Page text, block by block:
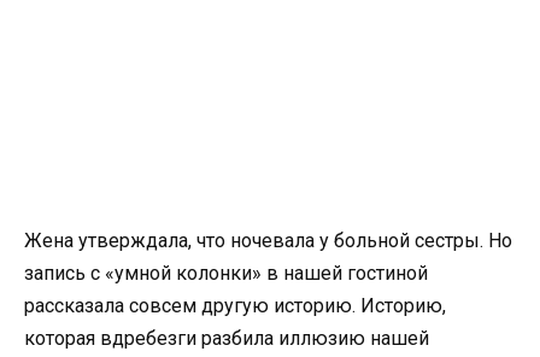
Жена утверждала, что ночевала у больной сестры. Но
запись с «умной колонки» в нашей гостиной
рассказала совсем другую историю. Историю,
которая вдребезги разбила иллюзию нашей